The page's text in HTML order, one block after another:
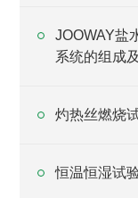
JOOWAY盐
系统的组成
灼热丝燃烧
恒温恒湿试